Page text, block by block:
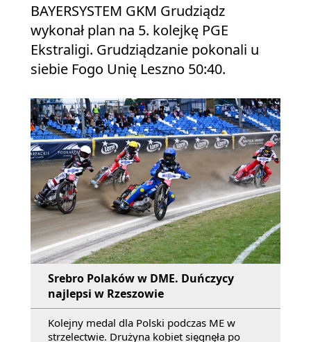
BAYERSYSTEM GKM Grudziądz
wykonał plan na 5. kolejkę PGE
Ekstraligi. Grudziądzanie pokonali u
siebie Fogo Unię Leszno 50:40.
Srebro Polaków w DME. Duńczycy
najlepsi w Rzeszowie
Kolejny medal dla Polski podczas ME w
strzelectwie. Drużyna kobiet sięgnęła po